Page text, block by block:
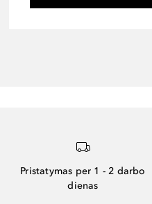
Pristatymas per 1 - 2 darbo
dienas